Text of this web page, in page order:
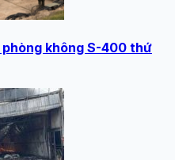
không S-400 thứ